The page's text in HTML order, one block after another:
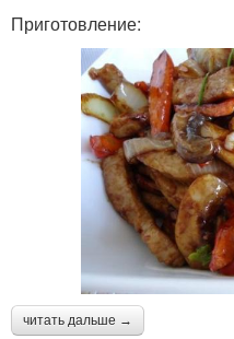
Приготовление:
читать дальше →